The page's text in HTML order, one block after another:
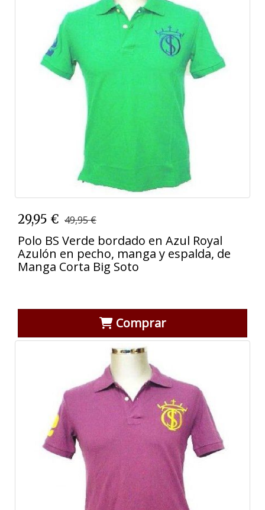
29,95 € 49,95 €
Polo BS Verde bordado en Azul Royal
Azulón en pecho, manga y espalda, de
Manga Corta Big Soto
Comprar